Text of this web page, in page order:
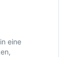
eine